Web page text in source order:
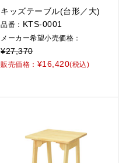
キッズテーブル(台形／大)
品番： KTS-0001
メーカー希望小売価格：
¥27,370
販売価格： ¥16,420(税込)